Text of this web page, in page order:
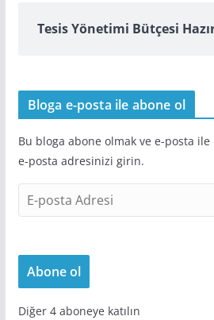
Tesis Yönetimi Bütçesi
Bloga e-posta ile abone ol
Bu bloga abone olmak ve e-posta
e-posta adresinizi girin.
-
o
t
a
Abone ol
Diğer 4 aboneye katılın